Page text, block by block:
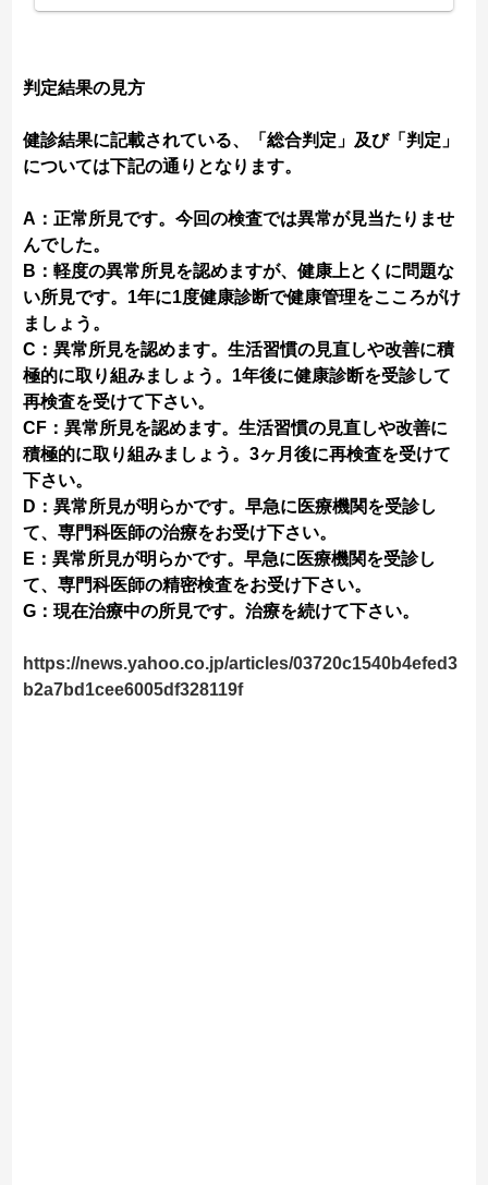
判定結果の見方
健診結果に記載されている、「総合判定」及び「判定」
については下記の通りとなります。
A：正常所見です。今回の検査では異常が見当たりませ
んでした。
B：軽度の異常所見を認めますが、健康上とくに問題な
い所見です。1年に1度健康診断で健康管理をこころがけ
ましょう。
C：異常所見を認めます。生活習慣の見直しや改善に積
極的に取り組みましょう。1年後に健康診断を受診して
再検査を受けて下さい。
CF：異常所見を認めます。生活習慣の見直しや改善に
積極的に取り組みましょう。3ヶ月後に再検査を受けて
下さい。
D：異常所見が明らかです。早急に医療機関を受診し
て、専門科医師の治療をお受け下さい。
E：異常所見が明らかです。早急に医療機関を受診し
て、専門科医師の精密検査をお受け下さい。
G：現在治療中の所見です。治療を続けて下さい。
https://news.yahoo.co.jp/articles/03720c1540b4efed3
b2a7bd1cee6005df328119f